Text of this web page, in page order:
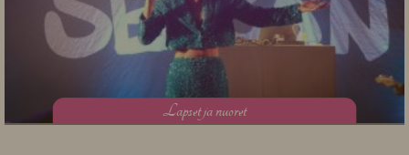
Lapset ja nuoret